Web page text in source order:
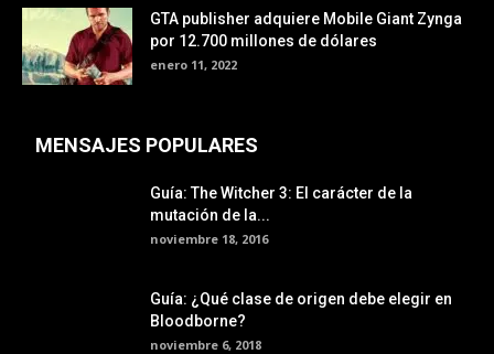
GTA publisher adquiere Mobile Giant Zynga
por 12.700 millones de dólares
enero 11, 2022
MENSAJES POPULARES
Guía: The Witcher 3: El carácter de la
mutación de la...
noviembre 18, 2016
Guía: ¿Qué clase de origen debe elegir en
Bloodborne?
noviembre 6, 2018